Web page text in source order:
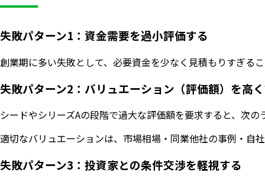
失敗パターン1：資金需要を過小評価する
創業期に多い失敗として、必要資金を少なく見積もりすぎる
失敗パターン2：バリュエーション（評価額）を高
シードやシリーズAの段階で過大な評価額を要求すると、次
適切なバリュエーションは、市場相場・同業他社の事例・自
失敗パターン3：投資家との条件交渉を軽視する